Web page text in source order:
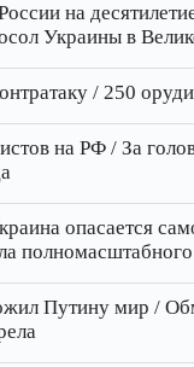
на
Украины в
/ 250
на РФ / За
опасается
Путину мир /